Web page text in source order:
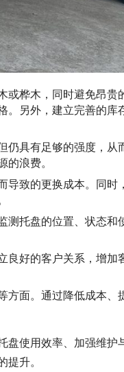
或桦木，同时避免昂贵
。另外，建立完善的库
仍具有足够的强度，从
浪费。
导致的更换成本。同时
测托盘的位置、状态和
良好的客户关系，增加
方面。通过降低成本、
盘使用效率、加强维护
升。